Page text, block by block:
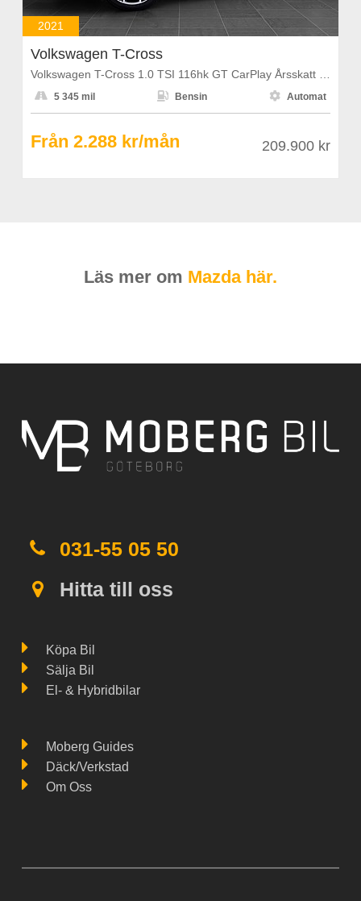
2021
Volkswagen T-Cross
 5 345 mil  Bensin  Automat
Från 2.288 kr/mån 209.900 kr
Läs mer om Mazda här.
031-55 05 50
Hitta till oss
Köpa Bil
Sälja Bil
El- & Hybridbilar
Moberg Guides
Däck/Verkstad
Om Oss